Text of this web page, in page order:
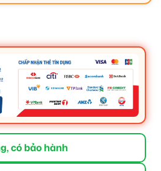
có bảo hành